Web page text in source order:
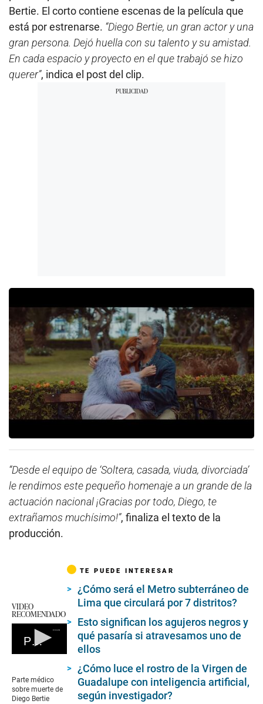
Bertie. El corto contiene escenas de la película que
está por estrenarse. “Diego Bertie, un gran actor y una
gran persona. Dejó huella con su talento y su amistad.
En cada espacio y proyecto en el que trabajó se hizo
querer”, indica el post del clip.
“Desde el equipo de ‘Soltera, casada, viuda, divorciada’
le rendimos este pequeño homenaje a un grande de la
actuación nacional ¡Gracias por todo, Diego, te
extrañamos muchísimo!”, finaliza el texto de la
producción.
VIDEO
RECOMENDADO
Parte médico sobre muerte de Diego Bertie
of
0
seconds
Parte médico
sobre muerte de
Diego Bertie
TE PUEDE INTERESAR
¿Cómo será el Metro subterráneo de
Lima que circulará por 7 distritos?
Esto significan los agujeros negros y
qué pasaría si atravesamos uno de
ellos
¿Cómo luce el rostro de la Virgen de
Guadalupe con inteligencia artificial,
según investigador?